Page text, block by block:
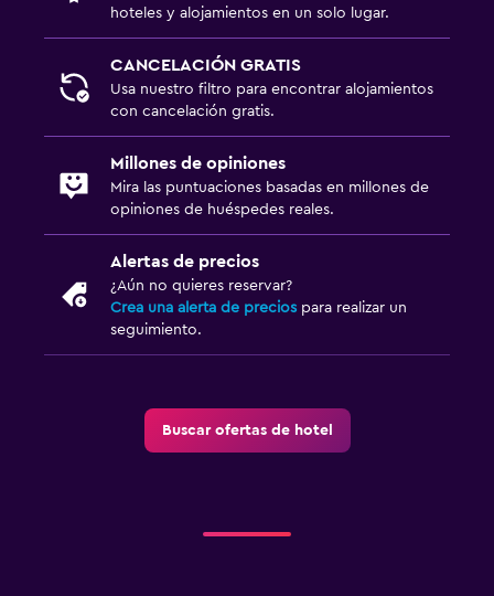
hoteles y alojamientos en un solo lugar.
CANCELACIÓN GRATIS
Usa nuestro filtro para encontrar alojamientos
con cancelación gratis.
Millones de opiniones
Mira las puntuaciones basadas en millones de
opiniones de huéspedes reales.
Alertas de precios
¿Aún no quieres reservar?
Crea una alerta de precios para realizar un
seguimiento.
Buscar ofertas de hotel